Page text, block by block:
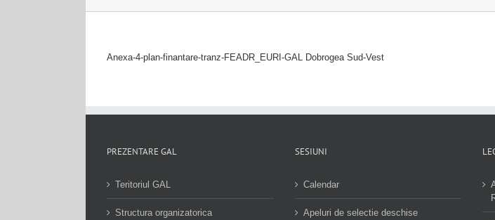
Anexa-4-plan-finantare-tranz-FEADR_EURI-GAL Dobrogea Sud-Vest
PREZENTARE GAL
Teritoriul GAL
Structura organizatorica
SESIUNI
Calendar
Apeluri de selectie deschise